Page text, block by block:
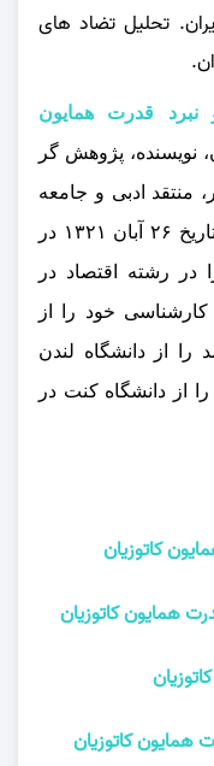
تحلیل تضاد های
نبرد قدرت همایون
نویسنده، پژوهش گر
منتقد ادبی و جامعه‌
شناس بر جسته ایرانی است. او در تاریخ ۲۶ آبان ۱۳۲۱ در
در رشته اقتصاد در
کارشناسی خود را از
را از دانشگاه لندن
از دانشگاه کنت در
همایون کاتوزیان
کاتوزیان